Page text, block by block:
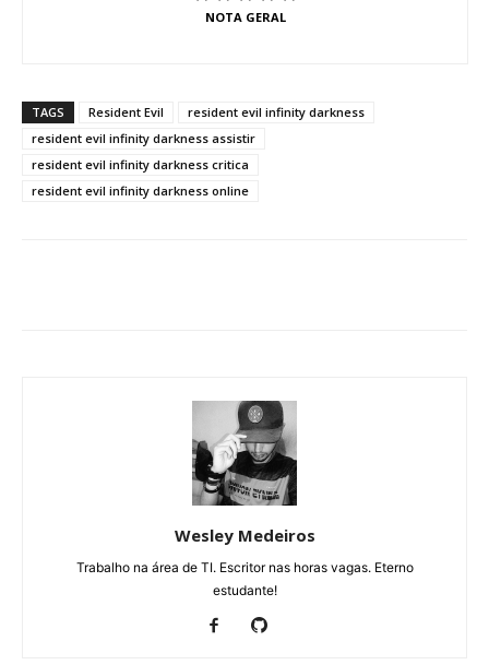
NOTA GERAL
TAGS Resident Evil
resident evil infinity darkness
resident evil infinity darkness assistir
resident evil infinity darkness critica
resident evil infinity darkness online
Wesley Medeiros
Trabalho na área de TI. Escritor nas horas vagas. Eterno
estudante!